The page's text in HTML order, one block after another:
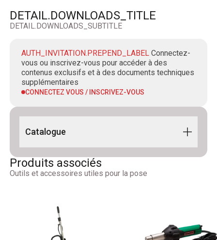
DETAIL.DOWNLOADS_TITLE
DETAIL.DOWNLOADS_SUBTITLE
AUTH_INVITATION.PREPEND_LABEL Connectez-
vous ou inscrivez-vous pour accéder à des
contenus exclusifs et à des documents techniques
supplémentaires
CONNECTEZ VOUS / INSCRIVEZ-VOUS
Catalogue
Building Line 2024 FR-DE
Produits associés
Outils et accessoires utiles pour la pose